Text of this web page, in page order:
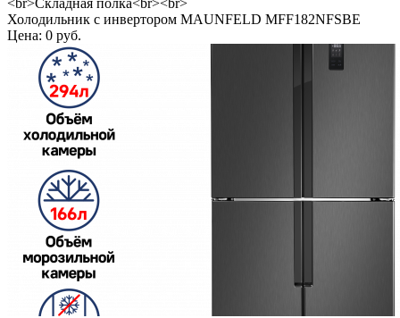
Холодильник с инвертором MAUNFELD MFF182NFSBE
Цена: 0 руб.